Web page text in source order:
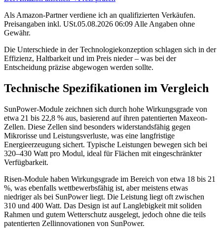
Als Amazon-Partner verdiene ich an qualifizierten Verkäufen.
Preisangaben inkl. USt.05.08.2026 06:09 Alle Angaben ohne
Gewähr.
Die Unterschiede in der Technologiekonzeption schlagen sich in der
Effizienz, Haltbarkeit und im Preis nieder – was bei der
Entscheidung präzise abgewogen werden sollte.
Technische Spezifikationen im Vergleich
SunPower-Module zeichnen sich durch hohe Wirkungsgrade von
etwa 21 bis 22,8 % aus, basierend auf ihren patentierten Maxeon-
Zellen. Diese Zellen sind besonders widerstandsfähig gegen
Mikrorisse und Leistungsverluste, was eine langfristige
Energieerzeugung sichert. Typische Leistungen bewegen sich bei
320–430 Watt pro Modul, ideal für Flächen mit eingeschränkter
Verfügbarkeit.
Risen-Module haben Wirkungsgrade im Bereich von etwa 18 bis 21
%, was ebenfalls wettbewerbsfähig ist, aber meistens etwas
niedriger als bei SunPower liegt. Die Leistung liegt oft zwischen
310 und 400 Watt. Das Design ist auf Langlebigkeit mit soliden
Rahmen und gutem Wetterschutz ausgelegt, jedoch ohne die teils
patentierten Zellinnovationen von SunPower.